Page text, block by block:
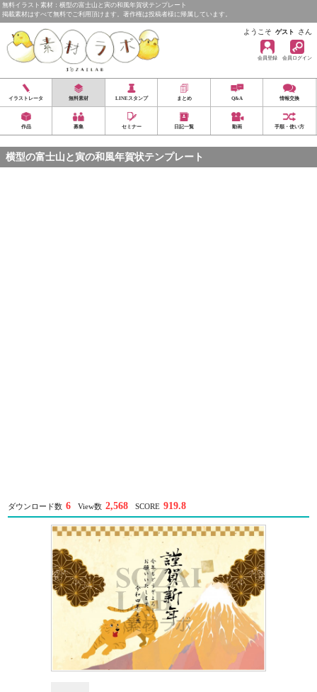
無料イラスト素材：横型の富士山と寅の和風年賀状テンプレート
掲載素材はすべて無料でご利用頂けます。著作権は投稿者様に帰属しています。
ようこそ ゲスト さん
会員登録 会員ログイン
イラストレータ 無料素材 LINEスタンプ まとめ Q&A 情報交換
作品 募集 セミナー 日記一覧 動画 手順・使い方
横型の富士山と寅の和風年賀状テンプレート
ダウンロード数 6 View数 2,568 SCORE 919.8